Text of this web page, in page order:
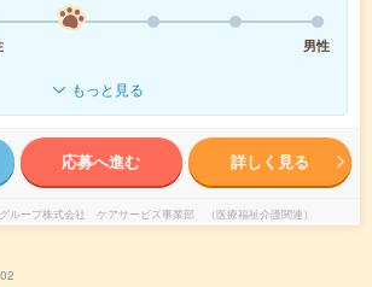
男性
もっと見る
応募へ進む 詳しく見る
ループ株式会社 ケアサービス事業部 （医療福祉介護関連）